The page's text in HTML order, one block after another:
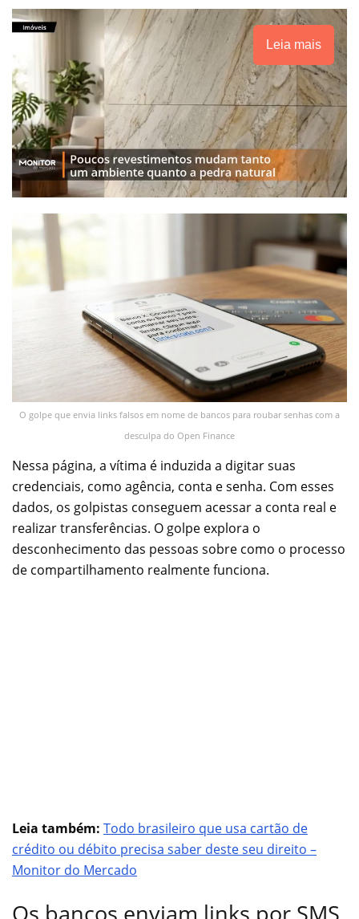
Leia mais
O golpe que envia links falsos em nome de bancos para roubar senhas com a
desculpa do Open Finance
Nessa página, a vítima é induzida a digitar suas
credenciais, como agência, conta e senha. Com esses
dados, os golpistas conseguem acessar a conta real e
realizar transferências. O golpe explora o
desconhecimento das pessoas sobre como o processo
de compartilhamento realmente funciona.
Leia também: Todo brasileiro que usa cartão de
crédito ou débito precisa saber deste seu direito –
Monitor do Mercado
Os bancos enviam links por SMS